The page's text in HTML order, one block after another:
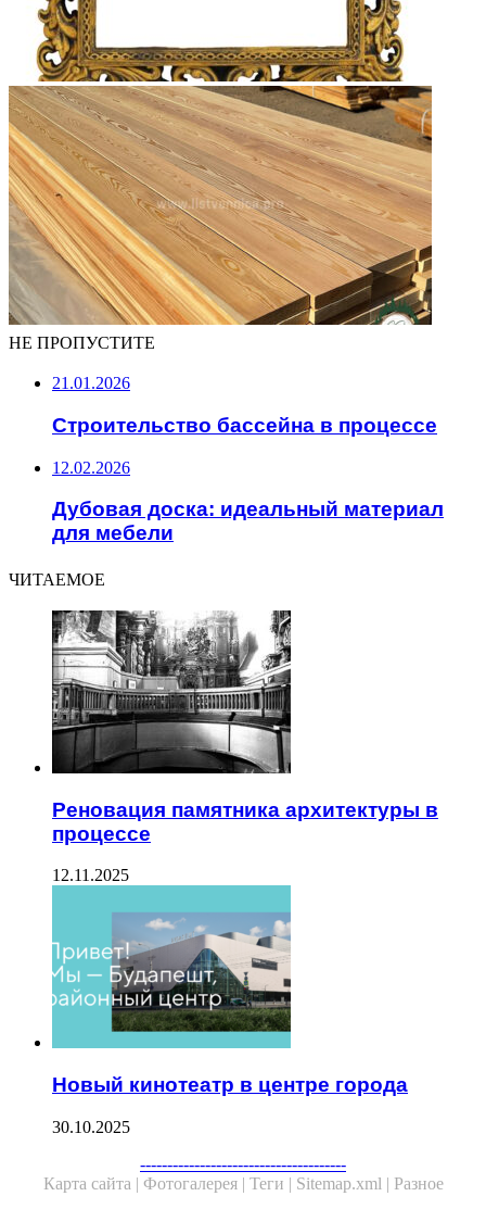
НЕ ПРОПУСТИТЕ
21.01.2026
Строительство бассейна в процессе
12.02.2026
Дубовая доска: идеальный материал
для мебели
ЧИТАЕМОЕ
Реновация памятника архитектуры в
процессе
12.11.2025
Новый кинотеатр в центре города
30.10.2025
--------------------------------------
Карта сайта | Фотогалерея | Теги | Sitemap.xml | Разное